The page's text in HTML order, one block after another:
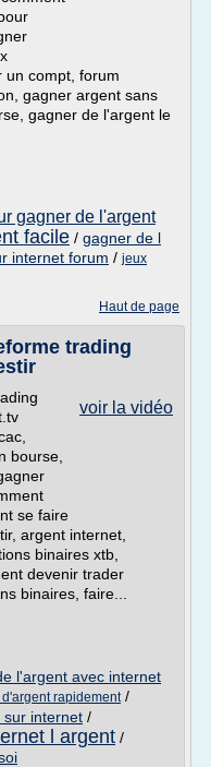
un compt, forum
gagner argent sans
gagner de l'argent le
gagner de l'argent
facile / gagner de l
internet forum / jeux
Haut de page
trading
voir la vidéo
bourse,
se faire
argent internet,
binaires xtb,
devenir trader
binaires, faire...
l'argent avec internet
rapidement/
internet /
l argent /